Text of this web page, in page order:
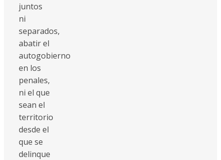
juntos
ni
separados,
abatir el
autogobierno
en los
penales,
ni el que
sean el
territorio
desde el
que se
delinque